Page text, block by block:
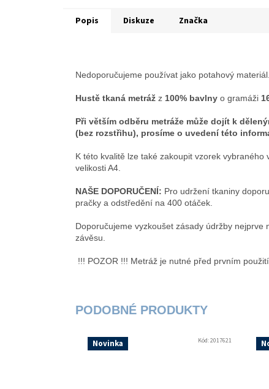
Popis Diskuze Značka
Nedoporučujeme používat jako potahový materiál.
Hustě tkaná metráž z 100% bavlny o gramáži
Při větším odběru metráže může dojít k
(bez rozstřihu), prosíme o uvedení této
K této kvalitě lze také zakoupit vzorek
velikosti A4.
NAŠE DOPORUČENÍ: Pro udržení tkaniny
pračky a odstředění na
Doporučujeme vyzkoušet zásady údržby nejprve
závěsu.
!!! POZOR !!! Metráž je nutné před prvním
Novinka Kód:2017621